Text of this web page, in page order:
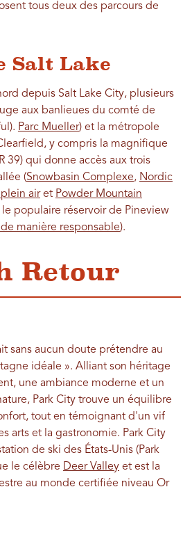
tous deux des parcours de
Salt Lake
depuis Salt Lake City, plusieurs
aux banlieues du comté de
Parc Mueller) et la métropole
y compris la magnifique
39) qui donne accès aux trois
(Snowbasin Complexe, Nordic
airet Powder Mountain
le populaire réservoir de Pineview
manière responsable).
Retour
sans aucun doute prétendre au
idéale ». Alliant son héritage
une ambiance moderne et un
Park City trouve un équilibre
tout en témoignant d'un vif
arts et la gastronomie. Park City
de ski des États-Unis (Park
le célèbre Deer Valley et est la
au monde certifiée niveau Or